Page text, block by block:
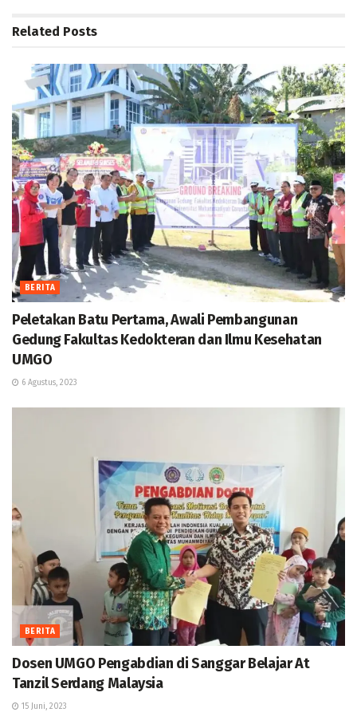
Related Posts
BERITA
Peletakan Batu Pertama, Awali Pembangunan
Gedung Fakultas Kedokteran dan Ilmu Kesehatan
UMGO
6 Agustus, 2023
BERITA
Dosen UMGO Pengabdian di Sanggar Belajar At
Tanzil Serdang Malaysia
15 Juni, 2023